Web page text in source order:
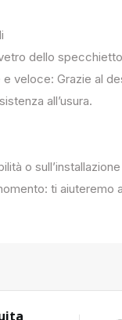
dello
veloce: Grazie al
all’usura.
o
ti